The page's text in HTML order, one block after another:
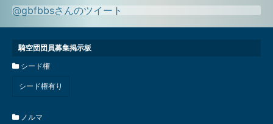
@gbfbbsさんのツイート
騎空団団員募集掲示板
シード権
シード権有り
ノルマ